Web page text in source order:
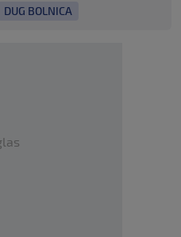
DUG BOLNICA